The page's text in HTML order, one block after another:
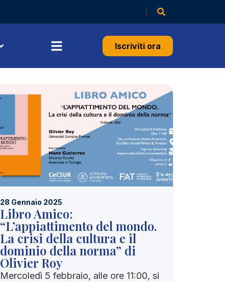
Iscriviti ora
28 Gennaio 2025
Libro Amico:
“L’appiattimento del mondo.
La crisi della cultura e il
dominio della norma” di
Olivier Roy
Mercoledì 5 febbraio, alle ore 11:00, si